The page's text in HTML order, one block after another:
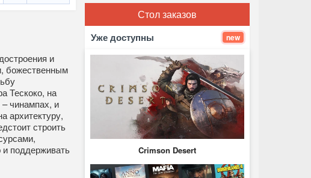
и
божественным
Тескоко, на
чинампах, и
архитектуру,
строить
поддерживать
Стол заказов
Уже доступны new
Crimson Desert